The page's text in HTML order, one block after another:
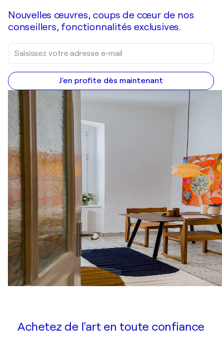
Nouvelles œuvres, coups de cœur de nos
conseillers, fonctionnalités exclusives.
J'en profite dès maintenant
Achetez de l'art en toute confiance